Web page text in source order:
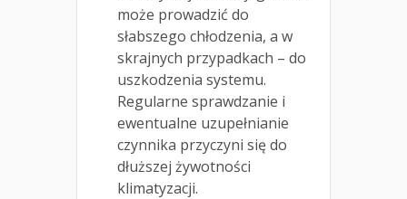
może prowadzić do
słabszego chłodzenia, a w
skrajnych przypadkach – do
uszkodzenia systemu.
Regularne sprawdzanie i
ewentualne uzupełnianie
czynnika przyczyni się do
dłuższej żywotności
klimatyzacji.